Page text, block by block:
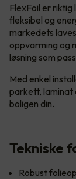
FlexFoil er
fleksibel og
markedets
oppvarming og
løsning som
Med enkel
parkett, laminat
boligen din.
Tekniske
Robust